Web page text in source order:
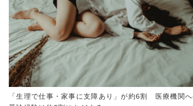
「生理で仕事・家事に支障あり」が約6割 医療機関